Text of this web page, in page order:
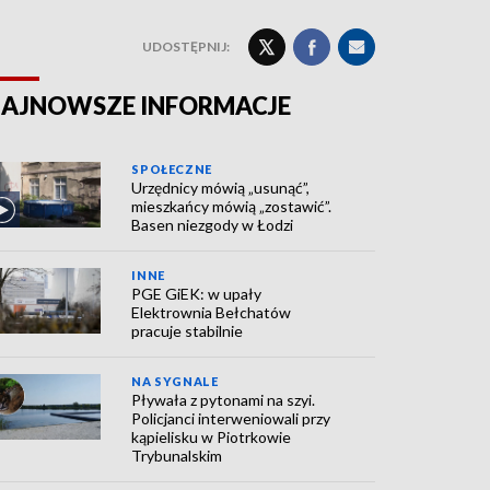
UDOSTĘPNIJ:
INFORMACJE
SPOŁECZNE
Urzędnicy mówią „usunąć”,
mieszkańcy mówią „zostawić”.
Basen niezgody w Łodzi
INNE
PGE GiEK: w upały
Elektrownia Bełchatów
pracuje stabilnie
NA SYGNALE
Pływała z pytonami na szyi.
Policjanci interweniowali przy
kąpielisku w Piotrkowie
Trybunalskim